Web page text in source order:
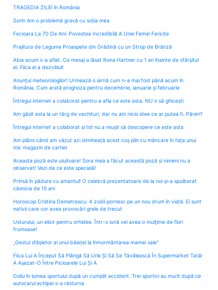
TRAGEDIA ZILEI în România
Sorin Am o problemă gravă cu soția mea
Fecioara La 70 De Ani: Povestea Incredibilă A Unei Femei Fericite
Prajitura de Legume Proaspete din Grădină cu un Strop de Brânză
Abia acum s-a aflat. Ce mesaj a lăsat Rona Hartner cu 1 an înainte de sfârșitul
ei. Fiica ei a dezvăluit
Anunțul meteorologilor! Urmează o iarnă cum n-a mai fost până acum în
România. Cum arată prognoza pentru decembrie, ianuarie și februarie
Întregul internet a colaborat pentru a afla ce este asta. NU o să ghicești
Am găsit asta la un târg de vechituri, dar nu am nicio idee ce ar putea fi. Păreri?
Întregul internet a colaborat și tot nu a reușit să descopere ce este asta
Am plâns când am văzut azi dimineață acest coș plin cu mâncare în fața unui
mic magazin de cartier
Aceasta poză este uluitoare! Sora mea a făcut această poză și nimeni nu a
observat! Vezi de ce este specială!
Prinsă în pădure cu amantul! O celebră prezentatoare de la noi și-a spulberat
căsnicia de 15 ani
Horoscop Cristina Demetrescu: 4 zodii pornesc pe un nou drum în viață. Ei sunt
nativii care vor avea provocări grele de trecut
Usturoiul, un elixir pentru orhidee. Într-o lună vei avea o mulţime de flori
frumoase!
„Gestul sfâșietor al unui băiețel la înmormântarea mamei sale”
Fiica Lui A Început Să Plângă Să Urle Și Să Se Tăvălească În Supermarket Tatăl
A Așezat-O Între Picioarele Lui Și A
Doliu în lumea sportului după un cumplit accident. Trei sportivi au murit după ce
autocarul echipei s-a răsturna